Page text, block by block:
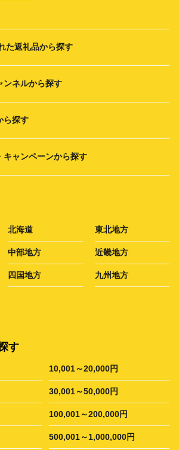
た返礼品から探す
ンネルから探す
ら探す
キャンペーンから探す
北海道 東北地方
中部地方 近畿地方
四国地方 九州地方
す
10,001～20,000円
30,001～50,000円
100,001～200,000円
500,001～1,000,000円